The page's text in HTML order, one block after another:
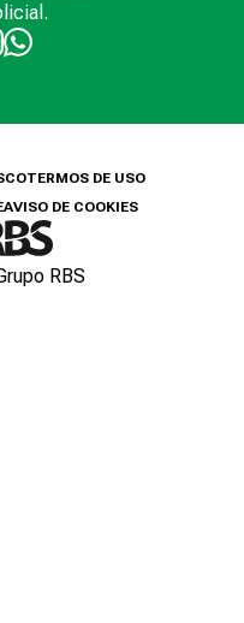
TERMOS DE USO
AVISO DE COOKIES
RBS